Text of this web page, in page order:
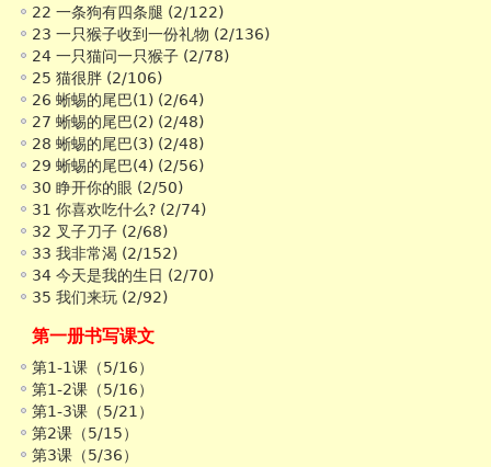
22 一条狗有四条腿 (2/122)
23 一只猴子收到一份礼物 (2/136)
24 一只猫问一只猴子 (2/78)
25 猫很胖 (2/106)
26 蜥蜴的尾巴(1) (2/64)
27 蜥蜴的尾巴(2) (2/48)
28 蜥蜴的尾巴(3) (2/48)
29 蜥蜴的尾巴(4) (2/56)
30 睁开你的眼 (2/50)
31 你喜欢吃什么? (2/74)
32 叉子刀子 (2/68)
33 我非常渴 (2/152)
34 今天是我的生日 (2/70)
35 我们来玩 (2/92)
第一册书写课文
第1-1课（5/16）
第1-2课（5/16）
第1-3课（5/21）
第2课（5/15）
第3课（5/36）